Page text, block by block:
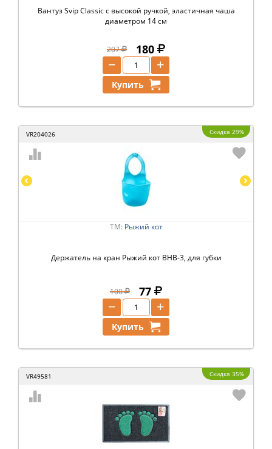
Вантуз Svip Classic с высокой ручкой, эластичная чаша
диаметром 14 см
207 180
+
−
Купить
VR204026 Скидка 29%
ТМ: Рыжий кот
Держатель на кран Рыжий кот BHB-3, для губки
100 77
+
−
Купить
VR49581 Скидка 35%